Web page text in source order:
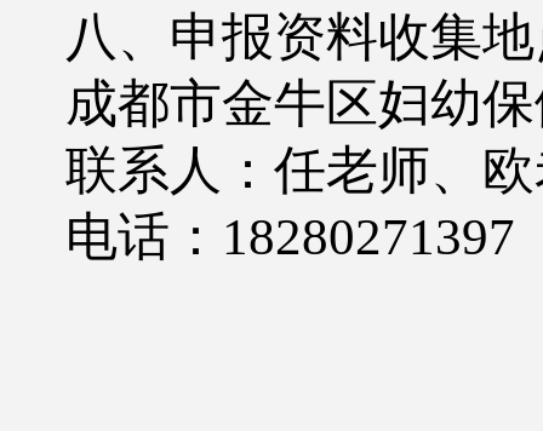
八、申报资料收集
成都市金牛区妇幼
联系人：任老师、
电话： 18280271397